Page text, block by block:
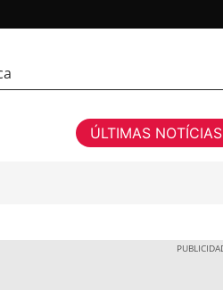
ÚLTIMAS NOTÍCIAS